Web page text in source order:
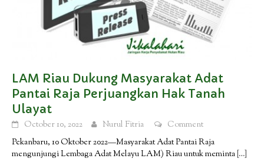
LAM Riau Dukung Masyarakat Adat
Pantai Raja Perjuangkan Hak Tanah
Ulayat
October 10, 2022 Nurul Fitria
Comment
Pekanbaru, 10 Oktober 2022—Masyarakat Adat Pantai Raja
mengunjungi Lembaga Adat Melayu LAM) Riau untuk meminta […]